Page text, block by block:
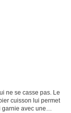
ne se casse pas. Le
cuisson lui permet
garnie avec une